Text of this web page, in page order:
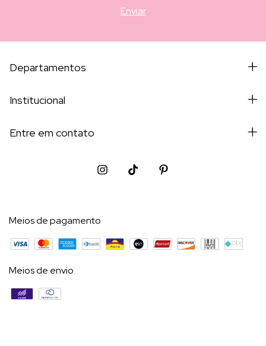
Departamentos
Institucional
Entre em contato
Meios de pagamento
Meios de envio